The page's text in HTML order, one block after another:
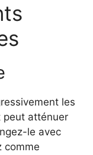
les
peut atténuer
le avec
comme